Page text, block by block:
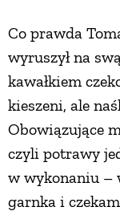
Co prawda
wyruszył na
kawałkiem
kieszeni, ale
Obowiązujące
czyli potrawy
w wykonaniu –
garnka i